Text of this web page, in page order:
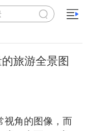
旅游全景图
视角的图像，而